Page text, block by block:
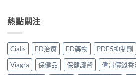
熱點關注
Cialis ED治療 ED藥物 PDE5抑制劑
Viagra
保健品 保健護腎 偉哥價錢香